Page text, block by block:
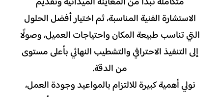
الاستشارة الفنية المناسبة، ثم اختيار أفضل الحلول
التي تناسب طبيعة المكان واحتياجات العميل، وصولًا
إلى التنفيذ الاحترافي والتشطيب النهائي بأعلى مستوى
من الدقة.
نولي أهمية كبيرة للالتزام بالمواعيد وجودة العمل،